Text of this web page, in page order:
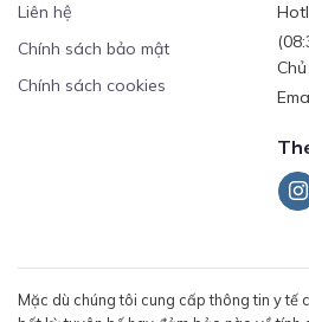
Liên hệ
Chính sách bảo mật
Chính sách cookies
Mặc dù chúng tôi cung cấp thông tin y tế